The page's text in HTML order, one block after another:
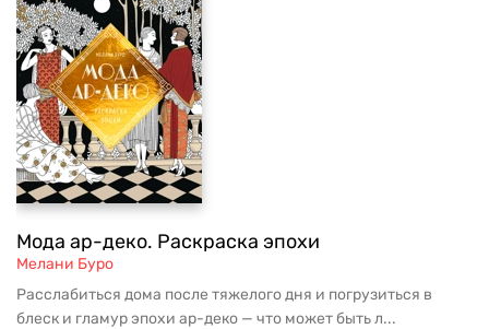
Мода ар-деко. Раскраска эпохи
Мелани Буро
Расслабиться дома после тяжелого дня и погрузиться в
блеск и гламур эпохи ар-деко — что может быть л...